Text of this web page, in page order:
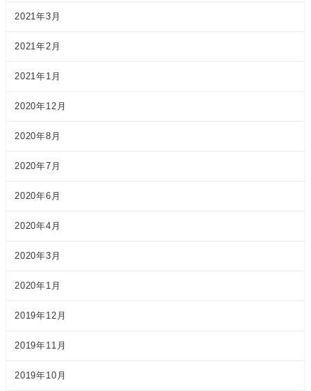
2021年3月
2021年2月
2021年1月
2020年12月
2020年8月
2020年7月
2020年6月
2020年4月
2020年3月
2020年1月
2019年12月
2019年11月
2019年10月